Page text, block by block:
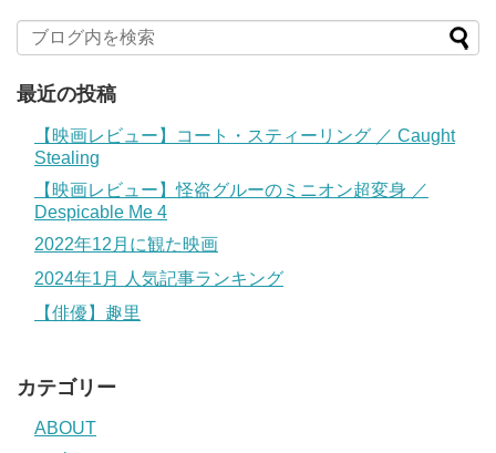
最近の投稿
【映画レビュー】コート・スティーリング ／ Caught
Stealing
【映画レビュー】怪盗グルーのミニオン超変身 ／
Despicable Me 4
2022年12月に観た映画
2024年1月 人気記事ランキング
【俳優】趣里
カテゴリー
ABOUT